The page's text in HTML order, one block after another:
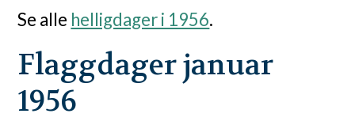
Se alle helligdager i 1956.
Flaggdager januar
1956